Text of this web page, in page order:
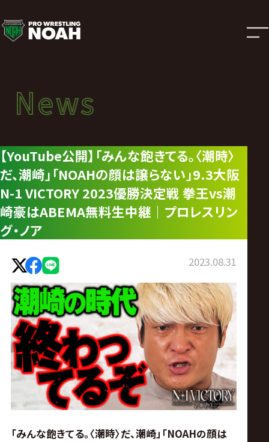
ニ
ュ
ー
ス
|
プ
ロ
レ
ス
リ
ン
グ・
ノ
News
ニュース
News
【YouTube公開】「みんな飽きてる。〈潮時〉
だ、潮崎」「NOAHの顔は譲らない」9.3大阪
N-1 VICTORY 2023優勝決定戦 拳王vs潮
崎豪はABEMA無料生中継｜プロレスリン
グ・ノア
2023.08.31
「みんな飽きてる。〈潮時〉だ、潮崎」「NOAHの顔は